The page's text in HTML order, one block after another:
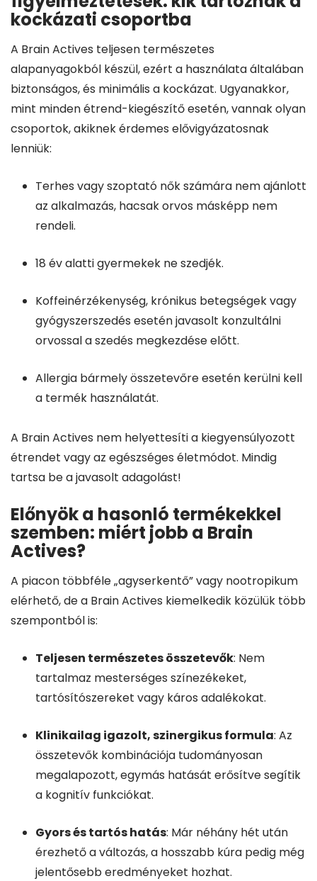
kockázati csoportba
A Brain Actives teljesen természetes
alapanyagokból készül, ezért a használata általában
biztonságos, és minimális a kockázat. Ugyanakkor,
mint minden étrend-kiegészítő esetén, vannak olyan
csoportok, akiknek érdemes elővigyázatosnak
lenniük:
Terhes vagy szoptató nők számára nem ajánlott
az alkalmazás, hacsak orvos másképp nem
rendeli.
18 év alatti gyermekek ne szedjék.
Koffeinérzékenység, krónikus betegségek vagy
gyógyszerszedés esetén javasolt konzultálni
orvossal a szedés megkezdése előtt.
Allergia bármely összetevőre esetén kerülni kell
a termék használatát.
A Brain Actives nem helyettesíti a kiegyensúlyozott
étrendet vagy az egészséges életmódot. Mindig
tartsa be a javasolt adagolást!
Előnyök a hasonló termékekkel
szemben: miért jobb a Brain
Actives?
A piacon többféle „agyserkentő” vagy nootropikum
elérhető, de a Brain Actives kiemelkedik közülük több
szempontból is:
Teljesen természetes összetevők: Nem
tartalmaz mesterséges színezékeket,
tartósítószereket vagy káros adalékokat.
Klinikailag igazolt, szinergikus formula: Az
összetevők kombinációja tudományosan
megalapozott, egymás hatását erősítve segítik
a kognitív funkciókat.
Gyors és tartós hatás: Már néhány hét után
érezhető a változás, a hosszabb kúra pedig még
jelentősebb eredményeket hozhat.